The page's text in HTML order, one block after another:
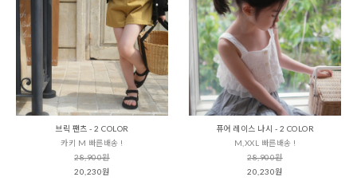
브릭 팬츠 - 2 COLOR
카키 M 빠른배송 !
28,900원
20,230원
퓨어 레이스 나시 - 2 COLOR
M,XXL 빠른배송 !
28,900원
20,230원